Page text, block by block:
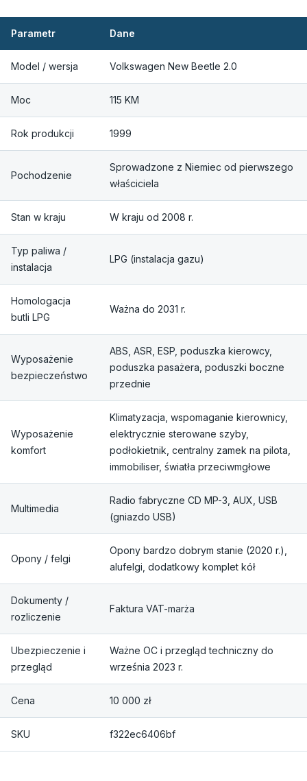
Parametr Dane
Model / wersja Volkswagen New Beetle 2.0
Moc 115 KM
Rok produkcji 1999
Pochodzenie
Sprowadzone z Niemiec od pierwszego
właściciela
Stan w kraju W kraju od 2008 r.
Typ paliwa /
instalacja
LPG (instalacja gazu)
Homologacja
butli LPG
Ważna do 2031 r.
Wyposażenie
bezpieczeństwo
ABS, ASR, ESP, poduszka kierowcy,
poduszka pasażera, poduszki boczne
przednie
Wyposażenie
komfort
Klimatyzacja, wspomaganie kierownicy,
elektrycznie sterowane szyby,
podłokietnik, centralny zamek na pilota,
immobiliser, światła przeciwmgłowe
Multimedia
Radio fabryczne CD MP-3, AUX, USB
(gniazdo USB)
Opony / felgi
Opony bardzo dobrym stanie (2020 r.),
alufelgi, dodatkowy komplet kół
Dokumenty /
rozliczenie
Faktura VAT-marża
Ubezpieczenie i
przegląd
Ważne OC i przegląd techniczny do
września 2023 r.
Cena 10 000 zł
SKU f322ec6406bf